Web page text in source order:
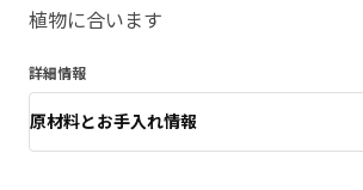
植物に合います
詳細情報
原材料とお手入れ情報